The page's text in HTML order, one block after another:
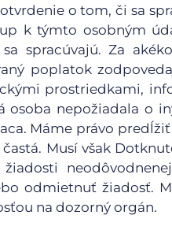
o tom, či sa
k týmto osobným
spracúvajú. Za
poplatok
prostriedkami,
osoba nepožiadala o
Máme právo
Musí však
žiadosti
odmietnuť žiadosť.
na dozorný orgán.